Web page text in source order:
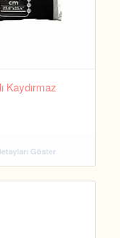
Kaydırmaz
Göster